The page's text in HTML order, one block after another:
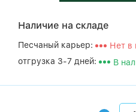
Наличие на складе
Песчаный карьер:
Нет в
отгрузка 3-7 дней:
В